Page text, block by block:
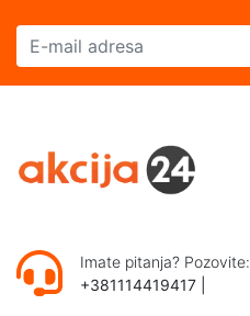
E-mail adresa
Imate pitanja? Pozovite:
+381114419417